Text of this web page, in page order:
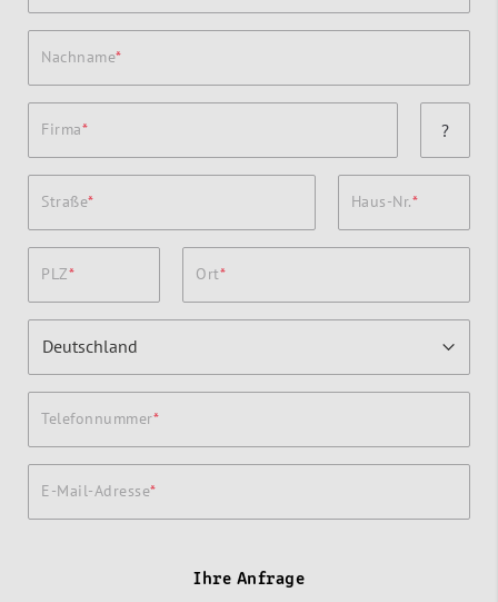
Nachname
Firma ?
Straße Haus-Nr.
PLZ Ort
Telefonnummer
E-Mail-Adresse
Ihre Anfrage